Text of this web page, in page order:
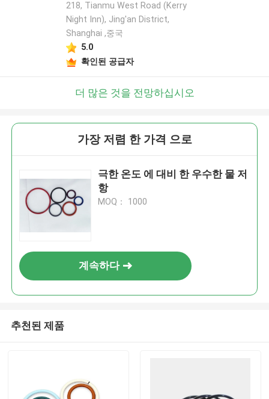
218, Tianmu West Road (Kerry
Night Inn), Jing'an District,
Shanghai ,중국
5.0
확인된 공급자
더 많은 것을 전망하십시오
가장 저렴 한 가격 으로
극한 온도 에 대비 한 우수한 물 저
항
MOQ： 1000
계속하다
추천된 제품